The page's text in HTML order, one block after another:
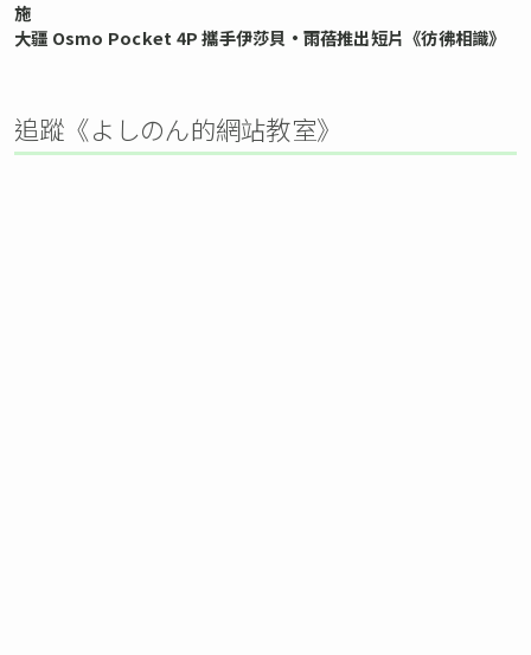
施
大疆 Osmo Pocket 4P 攜手伊莎貝•雨蓓推出短片《彷彿相識》
追蹤《よしのん的網站教室》